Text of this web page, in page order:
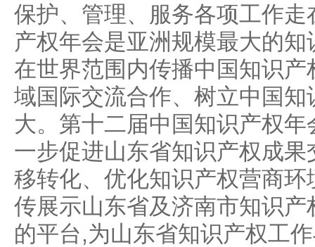
保护、管理、服务各项工作
产权年会是亚洲规模最大的
在世界范围内传播中国知识
域国际交流合作、树立中国
大。第十二届中国知识产权
一步促进山东省知识产权成
移转化、优化知识产权营商
传展示山东省及济南市知识
的平台,为山东省知识产权工